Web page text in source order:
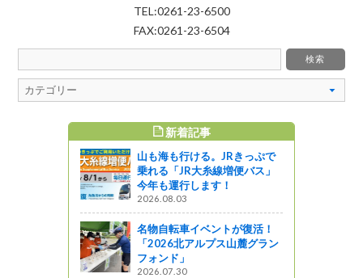
TEL:0261-23-6500
FAX:0261-23-6504
新着記事
山も海も行ける。JRきっぷで
乗れる「JR大糸線増便バス」
今年も運行します！
2026.08.03
名物自転車イベントが復活！
「2026北アルプス山麓グラン
フォンド」
2026.07.30